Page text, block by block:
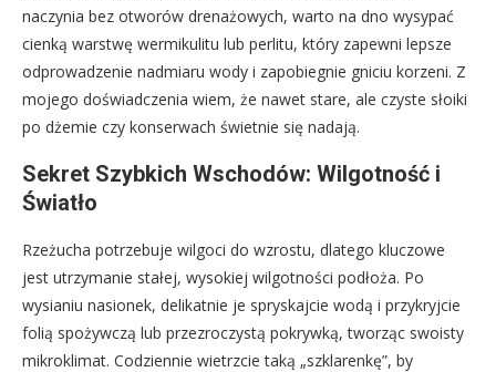
naczynia bez otworów drenażowych, warto na dno wysypać
cienką warstwę wermikulitu lub perlitu, który zapewni lepsze
odprowadzenie nadmiaru wody i zapobiegnie gniciu korzeni. Z
mojego doświadczenia wiem, że nawet stare, ale czyste słoiki
po dżemie czy konserwach świetnie się nadają.
Sekret Szybkich Wschodów: Wilgotność i
Światło
Rzeżucha potrzebuje wilgoci do wzrostu, dlatego kluczowe
jest utrzymanie stałej, wysokiej wilgotności podłoża. Po
wysianiu nasionek, delikatnie je spryskajcie wodą i przykryjcie
folią spożywczą lub przezroczystą pokrywką, tworząc swoisty
mikroklimat. Codziennie wietrzcie taką „szklarenkę”, by